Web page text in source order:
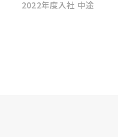
2022年度入社 中途